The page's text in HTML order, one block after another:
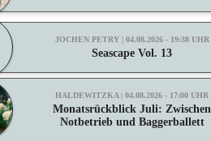
JOCHEN PETRY | 04.08.2026 - 19:38 UHR
Seascape Vol. 13
HALDEWITZKA | 04.08.2026 - 17:00 UHR
Monatsrückblick Juli: Zwischen
Notbetrieb und Baggerballett